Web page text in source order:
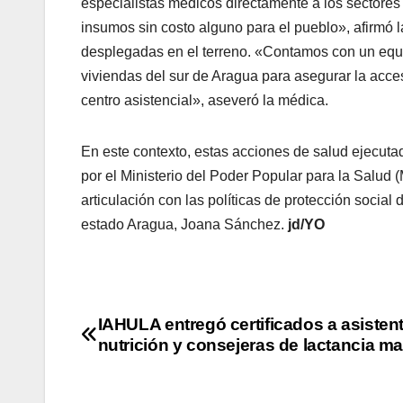
especialistas médicos directamente a los
insumos sin costo alguno para el pueblo»,
desplegadas en el terreno. «Contamos con un
viviendas del sur de Aragua para asegurar la
centro asistencial», aseveró la médica.
​En este contexto, estas acciones de salud
por el Ministerio del Poder Popular para la Salud
articulación con las políticas de protección social
estado Aragua, Joana Sánchez. jd/YO
IAHULA entregó certificados a
nutrición y consejeras de lactancia